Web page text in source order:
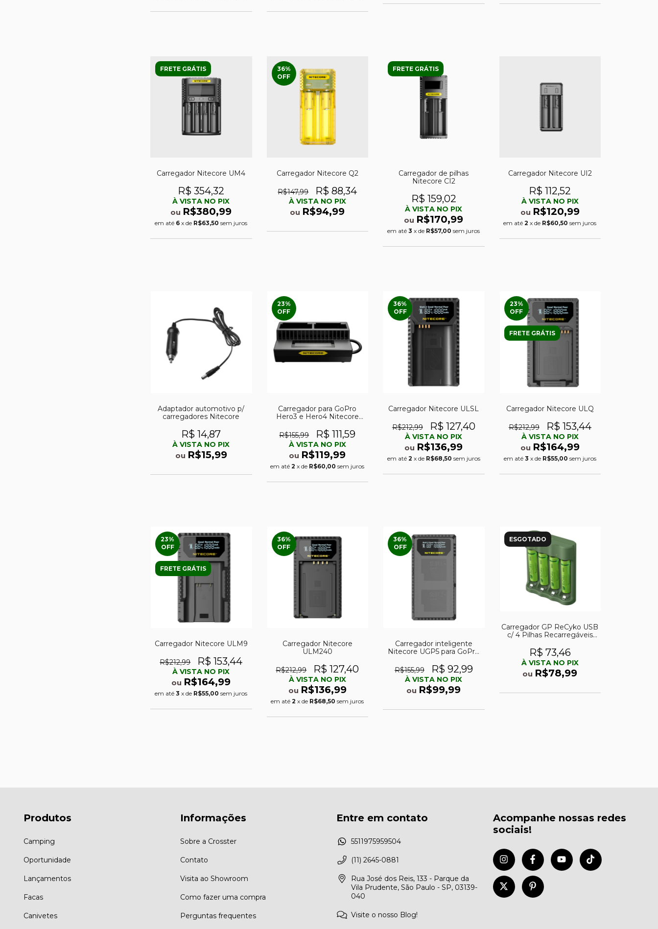
FRETE GRÁTIS
Carregador Nitecore UM4
R$ 354,32
À VISTA NO PIX
ou R$380,99
em até 6 x de R$63,50 sem juros
36%
OFF
Carregador Nitecore Q2
R$147,99 R$ 88,34
À VISTA NO PIX
ou R$94,99
FRETE GRÁTIS
Carregador de pilhas
Nitecore CI2
R$ 159,02
À VISTA NO PIX
ou R$170,99
em até3 x de R$57,00 sem juros
Carregador Nitecore UI2
R$ 112,52
À VISTA NO PIX
ou R$120,99
em até2 x de R$60,50 sem juros
Adaptador automotivo p/
carregadores Nitecore
R$ 14,87
À VISTA NO PIX
ou R$15,99
23%
OFF
Carregador para GoPro
Hero3 e Hero4 Nitecore
R$155,99
R$ 111,59
À VISTA NO PIX
ou R$119,99
em até2 x de R$60,00 sem juros
36%
OFF
Carregador Nitecore ULSL
R$212,99 R$ 127,40
À VISTA NO PIX
ou R$136,99
em até 2 x de R$68,50 sem juros
23%
OFF
FRETE GRÁTIS
Carregador Nitecore ULQ
R$212,99 R$ 153,44
À VISTA NO PIX
ou R$164,99
em até 3 x de R$55,00 sem juros
23%
OFF
FRETE GRÁTIS
Carregador Nitecore ULM9
R$212,99 R$ 153,44
À VISTA NO PIX
ou R$164,99
em até3 x de R$55,00 sem juros
36%
OFF
Carregador Nitecore
ULM240
R$212,99 R$ 127,40
À VISTA NO PIX
ou R$136,99
em até2 x de R$68,50 sem juros
36%
OFF
Carregador inteligente
Nitecore UGP5 para GoPro
R$155,99
R$ 92,99
À VISTA NO PIX
ou R$99,99
ESGOTADO
Carregador GP ReCyko USB
c/ 4 Pilhas Recarregáveis
R$ 73,46
À VISTA NO PIX
ou R$78,99
Produtos
Camping
Oportunidade
Lançamentos
Facas
Canivetes
Informações
Sobre a Crosster
Contato
Visita ao Showroom
Como fazer uma compra
Perguntas frequentes
Entre em contato
5511975959504
(11) 2645-0881
Rua José dos Reis, 133 - Parque da
Vila Prudente, São Paulo - SP, 03139-
040
Visite o nosso Blog!
Acompanhe nossas redes
sociais!